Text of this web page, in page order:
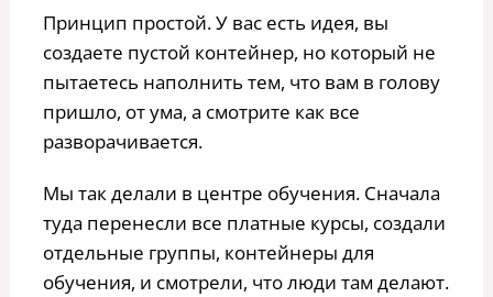
Принцип простой. У вас есть идея, вы
создаете пустой контейнер, но который не
пытаетесь наполнить тем, что вам в голову
пришло, от ума, а смотрите как все
разворачивается.
Мы так делали в центре обучения. Сначала
туда перенесли все платные курсы, создали
отдельные группы, контейнеры для
обучения, и смотрели, что люди там делают.